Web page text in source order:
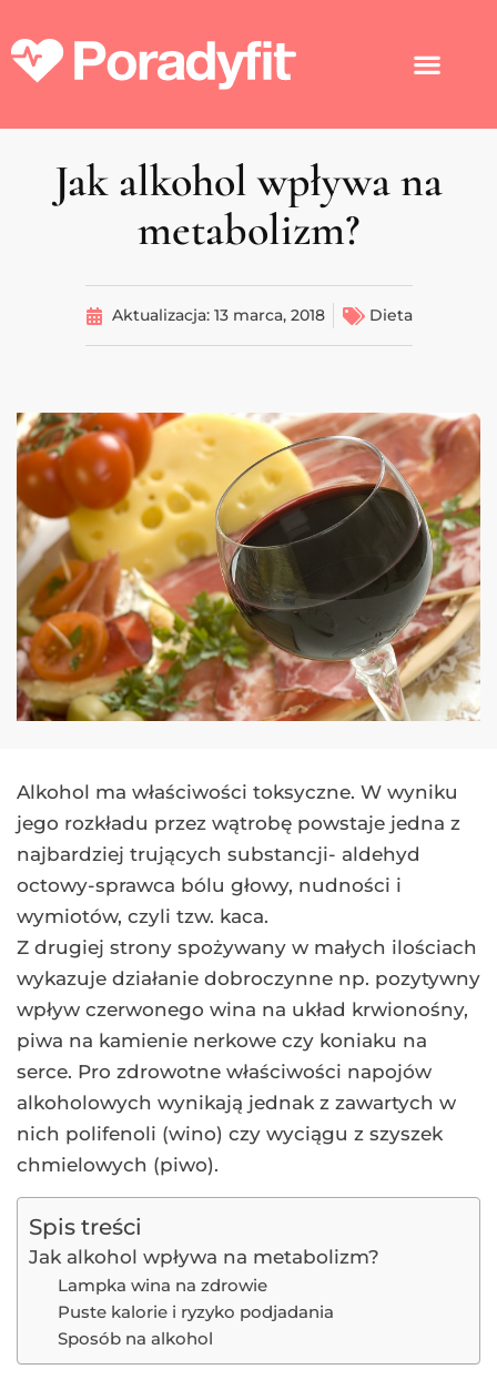
Jak alkohol wpływa na
metabolizm?
Aktualizacja: 13 marca, 2018 Dieta
Alkohol ma właściwości toksyczne. W wyniku
jego rozkładu przez wątrobę powstaje jedna z
najbardziej trujących substancji- aldehyd
octowy-sprawca bólu głowy, nudności i
wymiotów, czyli tzw. kaca.
Z drugiej strony spożywany w małych ilościach
wykazuje działanie dobroczynne np. pozytywny
wpływ czerwonego wina na układ krwionośny,
piwa na kamienie nerkowe czy koniaku na
serce. Pro zdrowotne właściwości napojów
alkoholowych wynikają jednak z zawartych w
nich polifenoli (wino) czy wyciągu z szyszek
chmielowych (piwo).
Spis treści
Jak alkohol wpływa na metabolizm?
Lampka wina na zdrowie
Puste kalorie i ryzyko podjadania
Sposób na alkohol